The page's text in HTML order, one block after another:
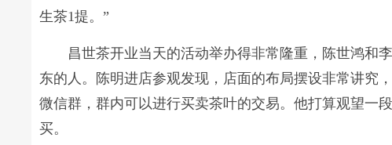
生茶1提。”
昌世茶开业当天的活动举办得非常隆重，陈世鸿和
东的人。陈明进店参观发现，店面的布局摆设非常讲究
微信群，群内可以进行买卖茶叶的交易。他打算观望一
买。